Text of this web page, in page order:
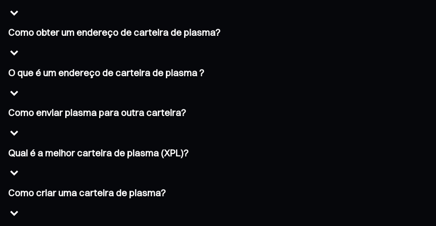
Como obter um endereço de carteira de plasma?
O que é um endereço de carteira de plasma ?
Como enviar plasma para outra carteira?
Qual é a melhor carteira de plasma (XPL)?
Como criar uma carteira de plasma?